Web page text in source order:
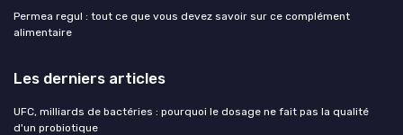
Permea regul : tout ce que vous devez savoir sur ce complément
alimentaire
Les derniers articles
UFC, milliards de bactéries : pourquoi le dosage ne fait pas la qualité
d'un probiotique